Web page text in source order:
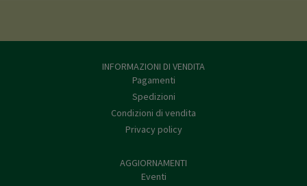
INFORMAZIONI DI VENDITA
Pagamenti
Spedizioni
Condizioni di vendita
Privacy policy
AGGIORNAMENTI
Eventi